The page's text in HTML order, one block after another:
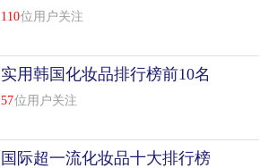
名
110位用户关注
实用韩国化妆品排行榜前10名
57位用户关注
国际超一流化妆品十大排行榜